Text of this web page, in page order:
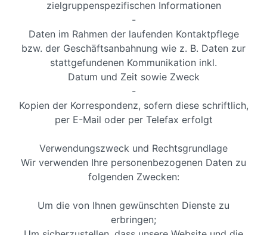
zielgruppenspezifischen Informationen
-
Daten im Rahmen der laufenden Kontaktpflege
bzw. der Geschäftsanbahnung wie z. B. Daten zur
stattgefundenen Kommunikation inkl.
Datum und Zeit sowie Zweck
-
Kopien der Korrespondenz, sofern diese schriftlich,
per E-Mail oder per Telefax erfolgt
Verwendungszweck und Rechtsgrundlage
Wir verwenden Ihre personenbezogenen Daten zu
folgenden Zwecken:
Um die von Ihnen gewünschten Dienste zu
erbringen;